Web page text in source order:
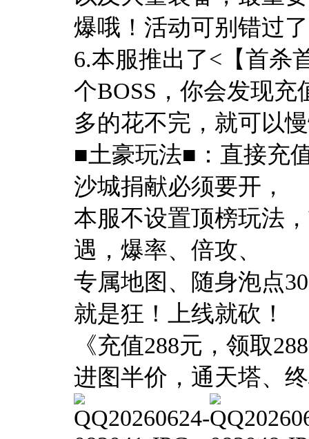
爆哦！活动可别错过
6.本服推出了<【首杀
个BOSS，你会发现充
多的花不完，就可以
■土豪玩法■：直接充
沙城捐献必须要开，
本服不设置顶榜玩法
遇，爆率、倍攻、
专属地图、随身泡点
就是狂！上线就砍！
《充值288元，领取
进图半价，通天塔、